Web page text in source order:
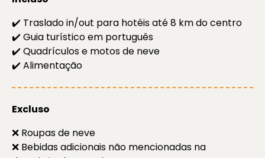
✔️ Traslado in/out para hotéis até 8 km do centro
✔️ Guia turístico em português
✔️ Quadrículos e motos de neve
✔️ Alimentação
Excluso
❌ Roupas de neve
❌ Bebidas adicionais não mencionadas na